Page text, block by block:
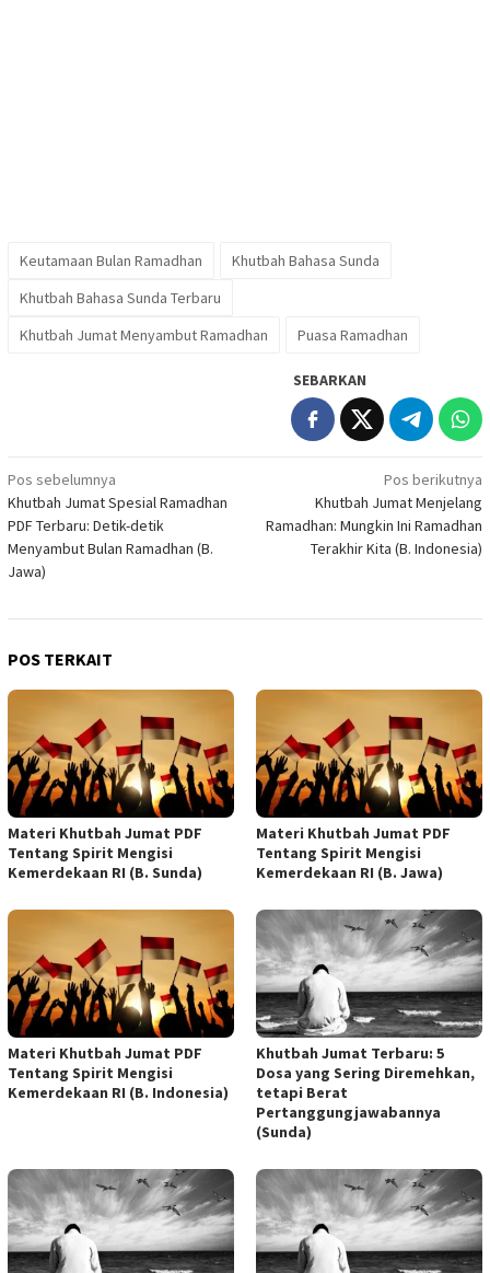
Keutamaan Bulan Ramadhan
Khutbah Bahasa Sunda
Khutbah Bahasa Sunda Terbaru
Khutbah Jumat Menyambut Ramadhan
Puasa Ramadhan
SEBARKAN
Navigasi
pos
Pos sebelumnya
Khutbah Jumat Spesial Ramadhan
PDF Terbaru: Detik-detik
Menyambut Bulan Ramadhan (B.
Jawa)
Pos berikutnya
Khutbah Jumat Menjelang
Ramadhan: Mungkin Ini Ramadhan
Terakhir Kita (B. Indonesia)
POS TERKAIT
Materi Khutbah Jumat PDF
Tentang Spirit Mengisi
Kemerdekaan RI (B. Sunda)
Materi Khutbah Jumat PDF
Tentang Spirit Mengisi
Kemerdekaan RI (B. Jawa)
Materi Khutbah Jumat PDF
Tentang Spirit Mengisi
Kemerdekaan RI (B. Indonesia)
Khutbah Jumat Terbaru: 5
Dosa yang Sering Diremehkan,
tetapi Berat
Pertanggungjawabannya
(Sunda)